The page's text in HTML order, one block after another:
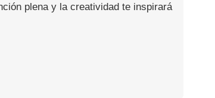
plena y la creatividad te inspirará